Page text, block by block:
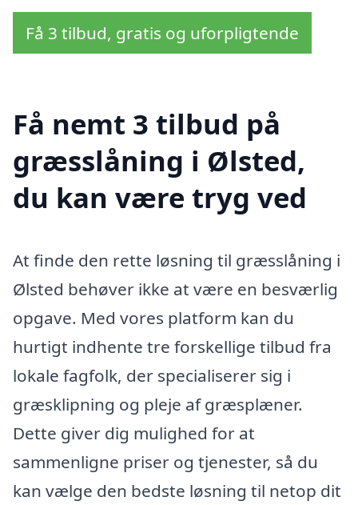
Få 3 tilbud, gratis og uforpligtende
Få nemt 3 tilbud på
græsslåning i Ølsted,
du kan være tryg ved
At finde den rette løsning til græsslåning i
Ølsted behøver ikke at være en besværlig
opgave. Med vores platform kan du
hurtigt indhente tre forskellige tilbud fra
lokale fagfolk, der specialiserer sig i
græsklipning og pleje af græsplæner.
Dette giver dig mulighed for at
sammenligne priser og tjenester, så du
kan vælge den bedste løsning til netop dit